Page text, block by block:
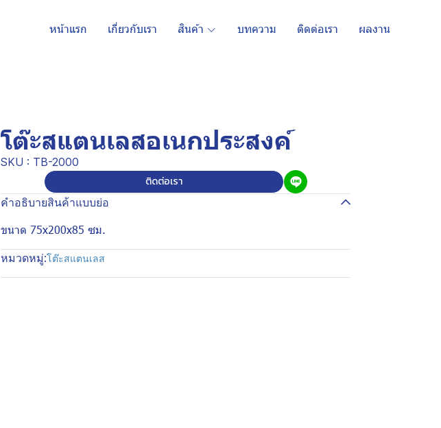
หน้าแรก เกี่ยวกับเรา สินค้า บทความ ติดต่อเรา ผลงาน
โต๊ะสแตนเลสอเนกประสงค์
SKU : TB-2000
ติดต่อเรา
คำอธิบายสินค้าแบบย่อ
ขนาด 75x200x85 ซม.
หมวดหมู่:โต๊ะสแตนเลส